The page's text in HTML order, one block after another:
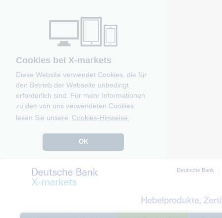
Cookies bei X-markets
Diese Website verwendet Cookies, die für
den Betrieb der Webseite unbedingt
erforderlich sind. Für mehr Informationen
zu den von uns verwendeten Cookies
lesen Sie unsere Cookies-Hinweise.
OK
Deutsche Bank